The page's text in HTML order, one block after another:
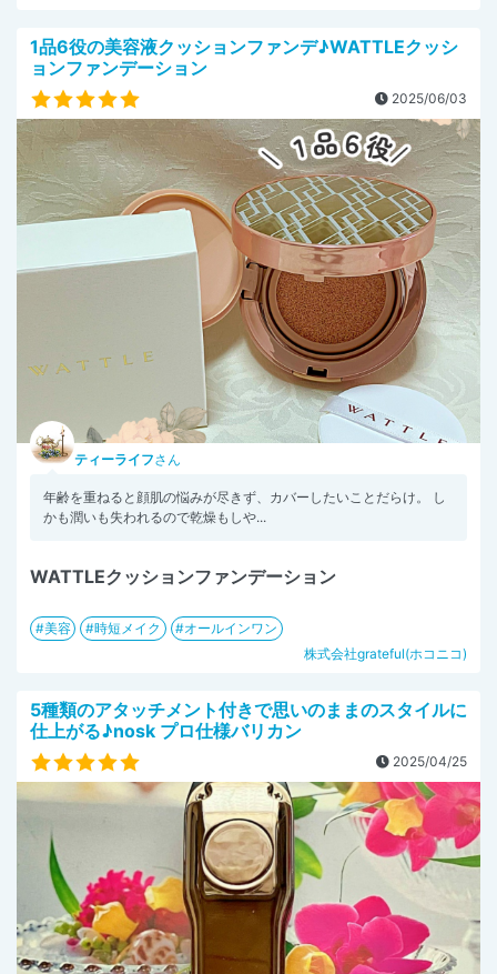
1品6役の美容液クッションファンデ♪WATTLEクッシ
ョンファンデーション
2025/06/03
ティーライフさん
年齢を重ねると顔肌の悩みが尽きず、カバーしたいことだらけ。 し
かも潤いも失われるので乾燥もしや...
WATTLEクッションファンデーション
美容 時短メイク
オールインワン
株式会社grateful(ホコニコ)
5種類のアタッチメント付きで思いのままのスタイルに
仕上がる♪nosk プロ仕様バリカン
2025/04/25